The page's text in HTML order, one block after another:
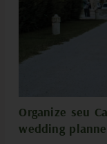
Organize seu
wedding